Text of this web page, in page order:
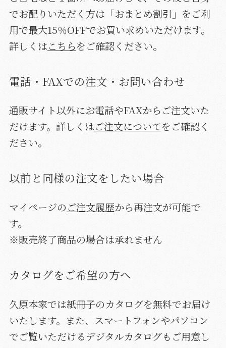
でお配りいただく方は「おまとめ割引」をご利
用で最大15％OFFでお買い求めいただけます。
詳しくはこちらをご確認ください。
電話・FAXでの注文・お問い合わせ
通販サイト以外にお電話やFAXからご注文いた
だけます。詳しくはご注文についてをご確認く
ださい。
以前と同様の注文をしたい場合
マイページのご注文履歴から再注文が可能で
す。
※販売終了商品の場合は承れません
カタログをご希望の方へ
久原本家では紙冊子のカタログを無料でお届け
いたします。また、スマートフォンやパソコン
でご覧いただけるデジタルカタログもご用意し